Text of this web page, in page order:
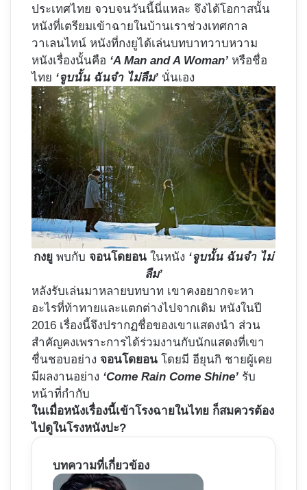
ประเทศไทย จวบจนวันนี้นี่แหละ จึงได้โอกาสนั้น
หนังที่เตรียมเข้าฉายในบ้านเราช่วงเทศกาล
วาเลนไทน์ หนังที่กงยูได้เล่นบทบาทวาบหวาม
หนังเรื่องนั้นคือ ‘A Man and A Woman’ หรือชื่อ
ไทย ‘จูบนั้น ฉันจำ ไม่ลืม’ นั่นเอง
กงยู พบกับ จอนโดยอน ในหนัง ‘จูบนั้น ฉันจำ ไม่
ลืม’
หลังรับเล่นมาหลายบทบาท เขาคงอยากจะหา
อะไรที่ท้าทายและแตกต่างไปจากเดิม หนังในปี
2016 เรื่องนี้จึงปรากฏชื่อของเขาแสดงนำ ส่วน
สำคัญคงเพราะการได้ร่วมงานกับนักแสดงที่เขา
ชื่นชอบอย่าง จอนโดยอน โดยมี อียุนกิ ชายผู้เคย
มีผลงานอย่าง ‘Come Rain Come Shine’ รับ
หน้าที่กำกับ
ในเมื่อหนังเรื่องนี้เข้าโรงฉายในไทย ก็สมควรต้อง
ไปดูในโรงหนังปะ?
บทความที่เกี่ยวข้อง